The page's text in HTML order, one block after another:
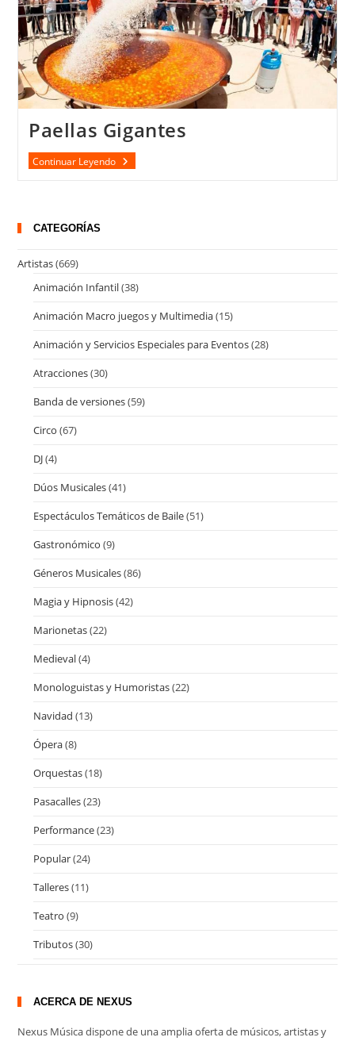
Paellas Gigantes
Continuar LeyendoPaellas
Gigantes
CATEGORÍAS
Artistas(669)
Animación Infantil(38)
Animación Macro juegos y Multimedia(15)
Animación y Servicios Especiales para Eventos(28)
Atracciones(30)
Banda de versiones(59)
Circo (67)
DJ(4)
Dúos Musicales(41)
Espectáculos Temáticos de Baile(51)
Gastronómico (9)
Géneros Musicales(86)
Magia y Hipnosis(42)
Marionetas(22)
Medieval(4)
Monologuistas y Humoristas(22)
Navidad (13)
Ópera(8)
Orquestas(18)
Pasacalles(23)
Performance(23)
Popular(24)
Talleres(11)
Teatro (9)
Tributos(30)
ACERCA DE NEXUS
Nexus Música dispone de una amplia oferta de músicos, artistas y